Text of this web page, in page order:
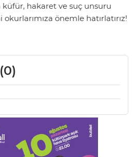
hakaret ve suç unsuru
önemle hatırlatırız!
0)